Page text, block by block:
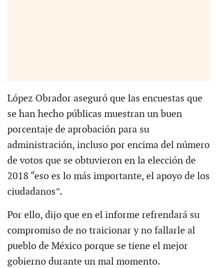
López Obrador aseguró que las encuestas que
se han hecho públicas muestran un buen
porcentaje de aprobación para su
administración, incluso por encima del número
de votos que se obtuvieron en la elección de
2018 “eso es lo más importante, el apoyo de los
ciudadanos”.
Por ello, dijo que en el informe refrendará su
compromiso de no traicionar y no fallarle al
pueblo de México porque se tiene el mejor
gobierno durante un mal momento.